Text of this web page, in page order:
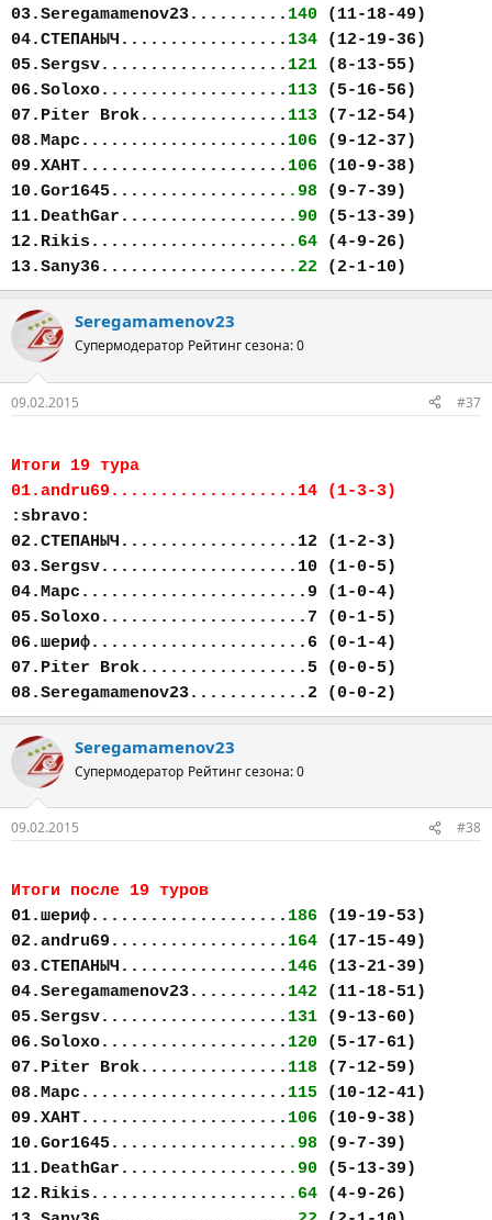
03.Seregamamenov23.......... 140 (11-18-49)
04.СТЕПАНЫЧ................. 134 (12-19-36)
05.Sergsv................... 121 (8-13-55)
06.Soloxo................... 113 (5-16-56)
07.Piter Brok............... 113 (7-12-54)
08.Марс..................... 106 (9-12-37)
09.ХАНТ..................... 106 (10-9-38)
10.Gor1645.................. .98 (9-7-39)
11.DeathGar................. .90 (5-13-39)
12.Rikis.................... .64 (4-9-26)
13.Sany36................... .22 (2-1-10)
Seregamamenov23
Супермодератор Рейтинг сезона: 0
09.02.2015 #37
Итоги 19 тура
01.andru69...................14 (1-3-3)
:sbravo:
02.СТЕПАНЫЧ..................12 (1-2-3)
03.Sergsv....................10 (1-0-5)
04.Марс.......................9 (1-0-4)
05.Soloxo.....................7 (0-1-5)
06.шериф......................6 (0-1-4)
07.Piter Brok.................5 (0-0-5)
08.Seregamamenov23............2 (0-0-2)
Seregamamenov23
Супермодератор Рейтинг сезона: 0
09.02.2015 #38
Итоги после 19 туров
01.шериф.................... 186 (19-19-53)
02.andru69.................. 164 (17-15-49)
03.СТЕПАНЫЧ................. 146 (13-21-39)
04.Seregamamenov23.......... 142 (11-18-51)
05.Sergsv................... 131 (9-13-60)
06.Soloxo................... 120 (5-17-61)
07.Piter Brok............... 118 (7-12-59)
08.Марс..................... 115 (10-12-41)
09.ХАНТ..................... 106 (10-9-38)
10.Gor1645.................. .98 (9-7-39)
11.DeathGar................. .90 (5-13-39)
12.Rikis.................... .64 (4-9-26)